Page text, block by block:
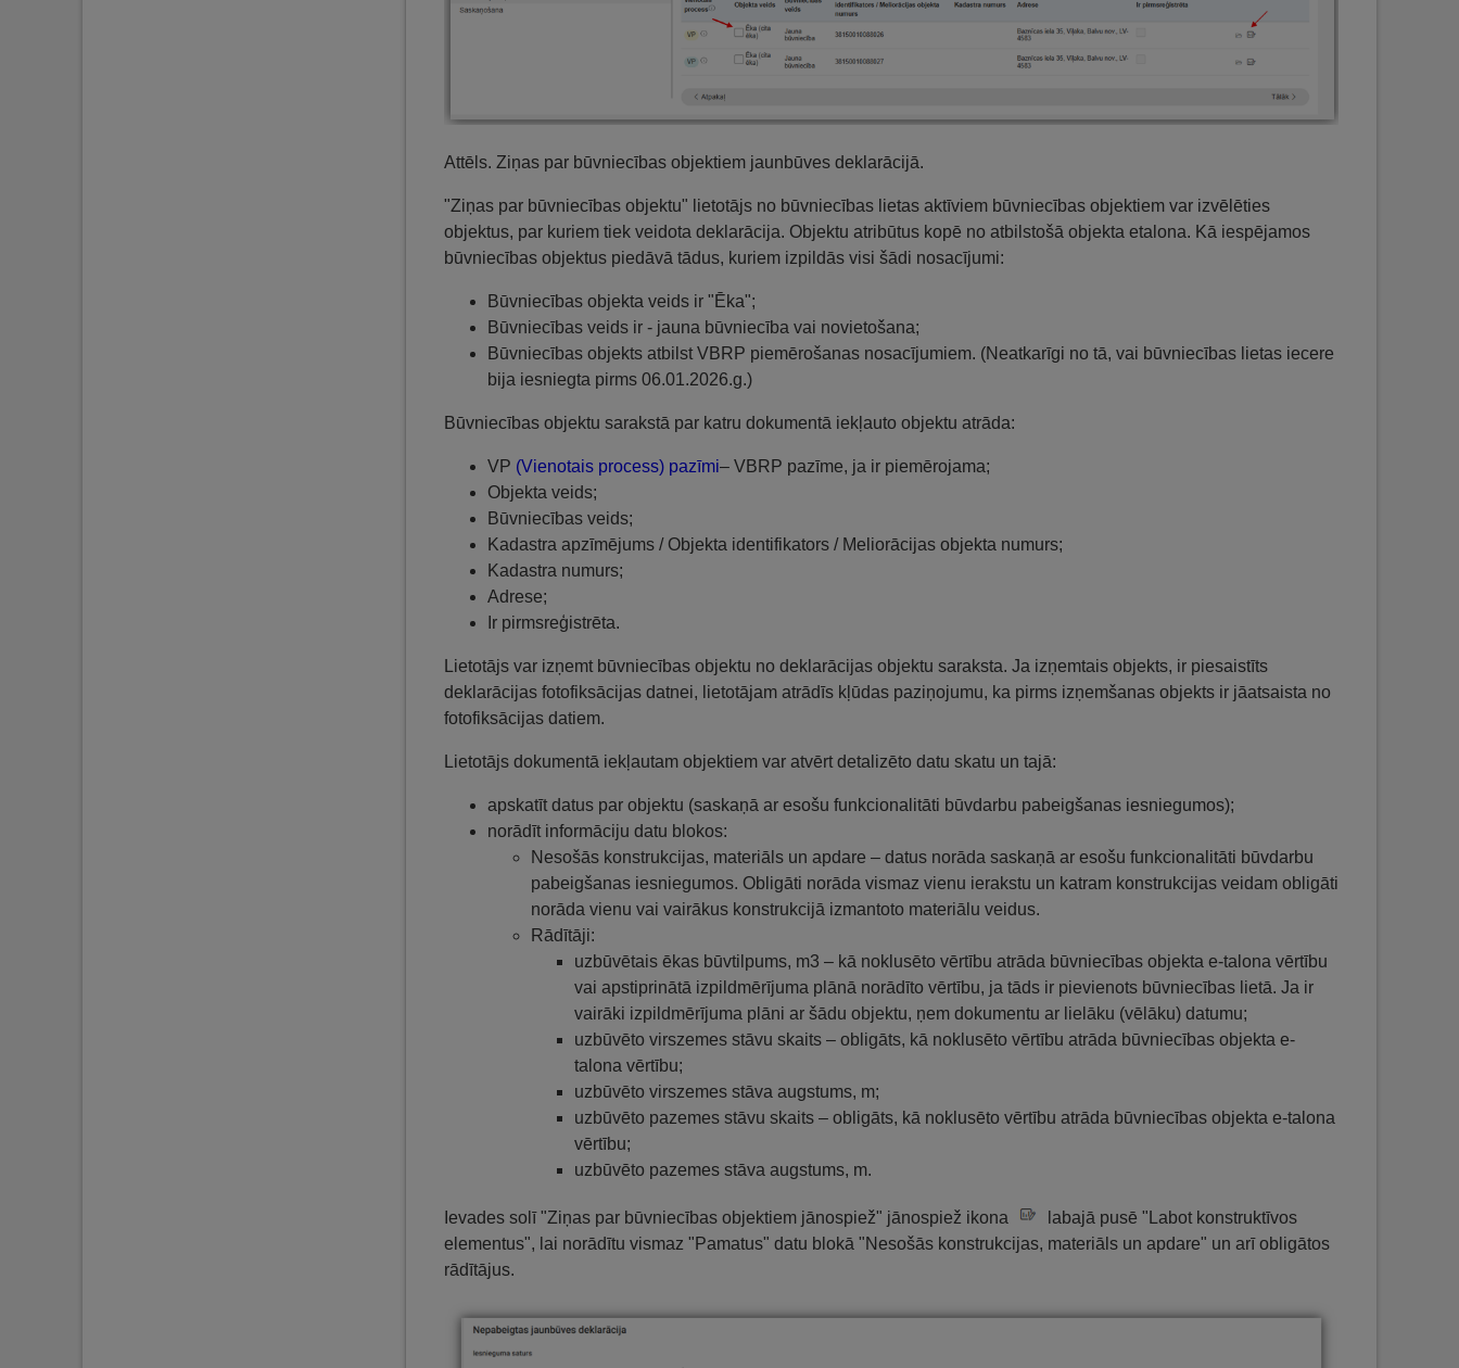
Attēls. Ziņas par būvniecības objektiem jaunbūves deklarācijā.
"Ziņas par būvniecības objektu" lietotājs no būvniecības lietas aktīviem būvniecības objektiem var izvēlēties
objektus, par kuriem tiek veidota deklarācija. Objektu atribūtus kopē no atbilstošā objekta etalona. Kā iespējamos
būvniecības objektus piedāvā tādus, kuriem izpildās visi šādi nosacījumi:
Būvniecības objekta veids ir "Ēka";
Būvniecības veids ir - jauna būvniecība vai novietošana;
Būvniecības objekts atbilst VBRP piemērošanas nosacījumiem. (Neatkarīgi no tā, vai būvniecības lietas iecere
bija iesniegta pirms 06.01.2026.g.)
Būvniecības objektu sarakstā par katru dokumentā iekļauto objektu atrāda:
VP (Vienotais process) pazīmi– VBRP pazīme, ja ir piemērojama;
Objekta veids;
Būvniecības veids;
Kadastra apzīmējums / Objekta identifikators / Meliorācijas objekta numurs;
Kadastra numurs;
Adrese;
Ir pirmsreģistrēta.
Lietotājs var izņemt būvniecības objektu no deklarācijas objektu saraksta. Ja izņemtais objekts, ir piesaistīts
deklarācijas fotofiksācijas datnei, lietotājam atrādīs kļūdas paziņojumu, ka pirms izņemšanas objekts ir jāatsaista no
fotofiksācijas datiem.
Lietotājs dokumentā iekļautam objektiem var atvērt detalizēto datu skatu un tajā:
apskatīt datus par objektu (saskaņā ar esošu funkcionalitāti būvdarbu pabeigšanas iesniegumos);
norādīt informāciju datu blokos:
Nesošās konstrukcijas, materiāls un apdare – datus norāda saskaņā ar esošu funkcionalitāti būvdarbu
pabeigšanas iesniegumos. Obligāti norāda vismaz vienu ierakstu un katram konstrukcijas veidam obligāti
norāda vienu vai vairākus konstrukcijā izmantoto materiālu veidus.
Rādītāji:
uzbūvētais ēkas būvtilpums, m3 – kā noklusēto vērtību atrāda būvniecības objekta e-talona vērtību
vai apstiprinātā izpildmērījuma plānā norādīto vērtību, ja tāds ir pievienots būvniecības lietā. Ja ir
vairāki izpildmērījuma plāni ar šādu objektu, ņem dokumentu ar lielāku (vēlāku) datumu;
uzbūvēto virszemes stāvu skaits – obligāts, kā noklusēto vērtību atrāda būvniecības objekta e-
talona vērtību;
uzbūvēto virszemes stāva augstums, m;
uzbūvēto pazemes stāvu skaits – obligāts, kā noklusēto vērtību atrāda būvniecības objekta e-talona
vērtību;
uzbūvēto pazemes stāva augstums, m.
Ievades solī "Ziņas par būvniecības objektiem jānospiež" jānospiež ikona
labajā pusē "Labot konstruktīvos
elementus", lai norādītu vismaz "Pamatus" datu blokā "Nesošās konstrukcijas, materiāls un apdare" un arī obligātos
rādītājus.